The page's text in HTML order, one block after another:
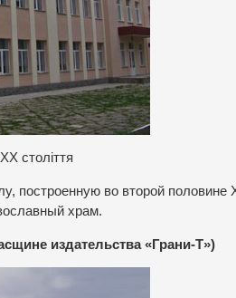
століття
построенную во второй половине
храм.
издательства «Грани-Т»)